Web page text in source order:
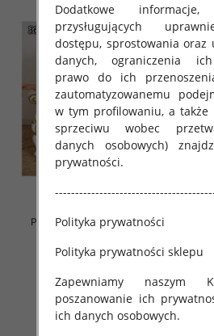
Piżama damska Roz Standard,
37.00 zł
szczegóły
Dodatkowe
przysługujących
dostępu, sprostowania oraz
danych, ograniczenia
prawo do ich
zautomatyzowanemu
w tym profilowaniu, a także
sprzeciwu wobec
danych osobowych)
prywatności.
Polityka prywatności
Polityka prywatności sklepu
Zapewniamy naszym
poszanowanie ich
ich danych osobowych.